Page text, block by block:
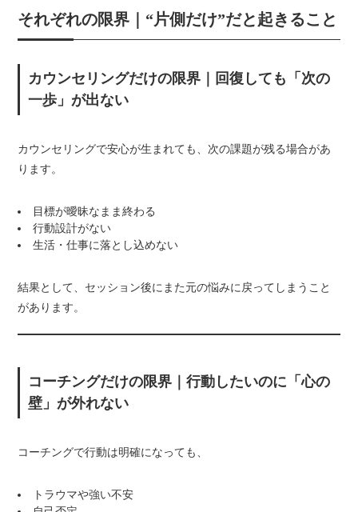
それぞれの限界｜“片側だけ”だと起きること
カウンセリングだけの限界｜回復しても「次の
一歩」が出ない
カウンセリングで安心が生まれても、次の課題が残る場合があ
ります。
目標が曖昧なまま終わる
行動設計がない
生活・仕事に落とし込めない
結果として、セッション後にまた元の悩みに戻ってしまうこと
があります。
コーチングだけの限界｜行動したいのに「心の
壁」が外れない
コーチングで行動は明確になっても、
トラウマや強い不安